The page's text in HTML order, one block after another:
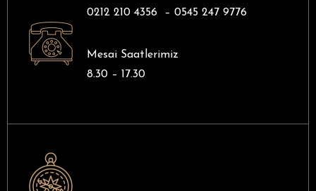
0212 210 4356 – 0545 247 9776
Mesai Saatlerimiz
8.30 – 17.30